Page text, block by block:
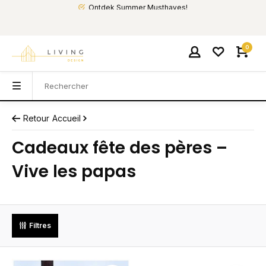
Ontdek Summer Musthaves!
0
Retour Accueil
Cadeaux fête des pères –
Vive les papas
Filtres